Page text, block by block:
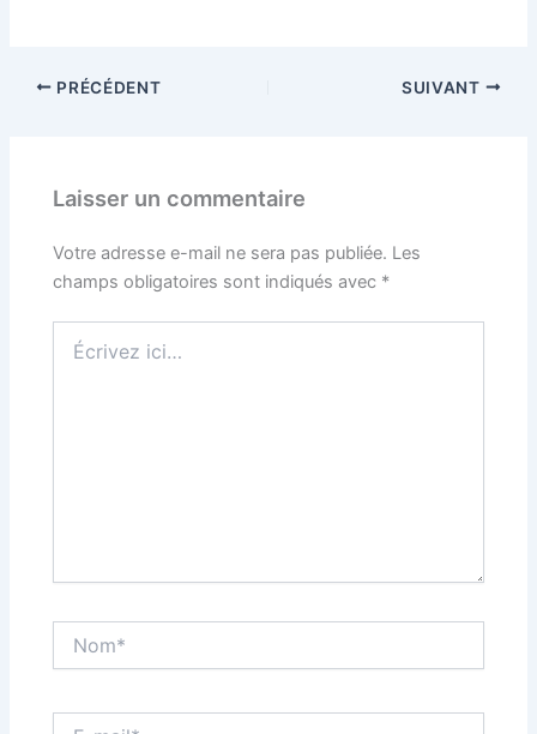
PRÉCÉDENT SUIVANT
Laisser un commentaire
Votre adresse e-mail ne sera pas publiée. Les
champs obligatoires sont indiqués avec *
ici…